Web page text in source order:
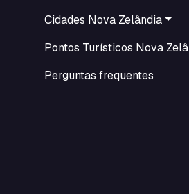
Cidades Nova Zelândia
Pontos Turísticos Nova
Perguntas frequentes